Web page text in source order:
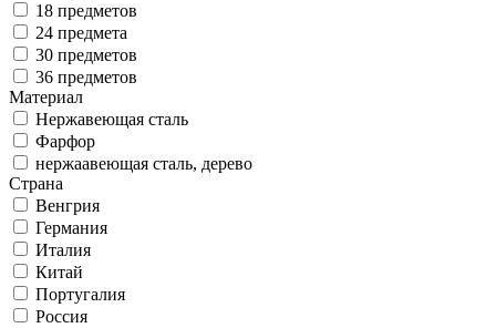
18 предметов
24 предмета
30 предметов
36 предметов
Материал
Нержавеющая сталь
Фарфор
нержаавеющая сталь, дерево
Страна
Венгрия
Германия
Италия
Китай
Португалия
Россия